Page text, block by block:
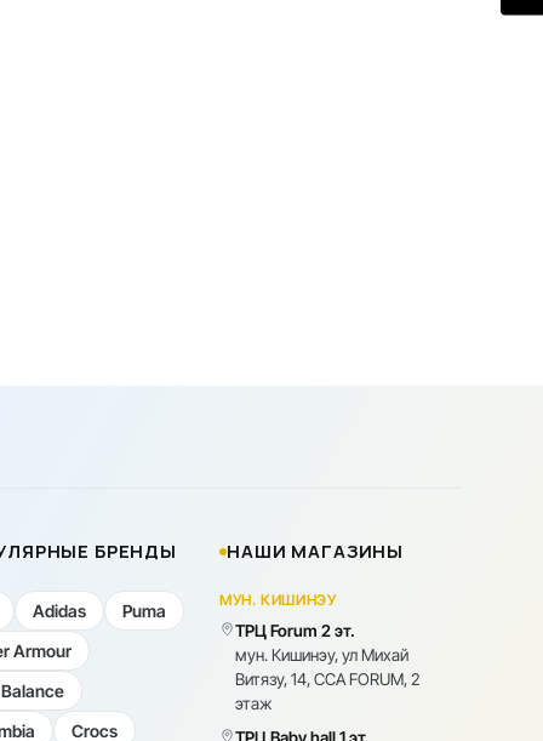
БРЕНДЫ
Adidas
Puma
Armour
Crocs
НАШИ МАГАЗИНЫ
МУН. КИШИНЭУ
ТРЦ Forum 2 эт.
мун. Кишинэу, ул Михай
Витязу, 14, CCA FORUM, 2
этаж